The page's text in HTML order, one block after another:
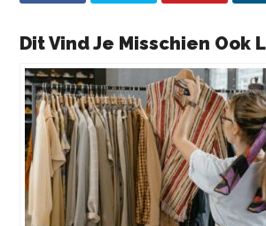
Dit Vind Je Misschien Ook